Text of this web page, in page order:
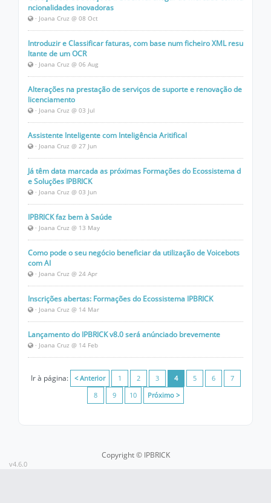
ncionalidades inovadoras
· Joana Cruz @ 08 Oct
Introduzir e Classificar faturas, com base num ficheiro XML resu
ltante de um OCR
· Joana Cruz @ 06 Aug
Alterações na prestação de serviços de suporte e renovação de
licenciamento
· Joana Cruz @ 03 Jul
Assistente Inteligente com Inteligência Aritifical
· Joana Cruz @ 27 Jun
Já têm data marcada as próximas Formações do Ecossistema d
e Soluções IPBRICK
· Joana Cruz @ 03 Jun
IPBRICK faz bem à Saúde
· Joana Cruz @ 13 May
Como pode o seu negócio beneficiar da utilização de Voicebots
com AI
· Joana Cruz @ 24 Apr
Inscrições abertas: Formações do Ecossistema IPBRICK
· Joana Cruz @ 14 Mar
Lançamento do IPBRICK v8.0 será anúnciado brevemente
· Joana Cruz @ 14 Feb
Ir à página: < Anterior 1 2 3 4 5 6
7
8
9 10 Próximo >
Copyright © IPBRICK
v4.6.0